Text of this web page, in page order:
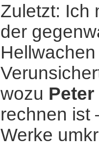
Zuletzt: Ich
der
wozu
rechnen ist
Werke